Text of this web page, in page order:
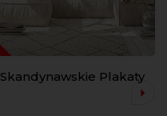
Skandynawskie Plakaty